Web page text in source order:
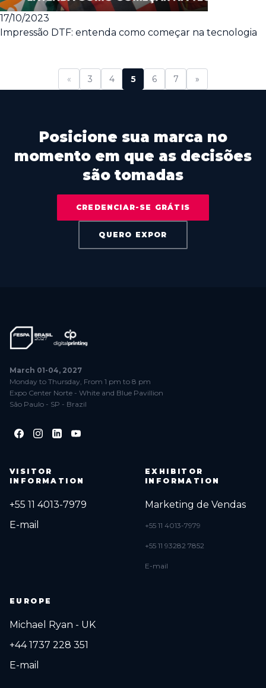
17/10/2023
Impressão DTF: entenda como começar na tecnologia
« 3 4 5 6 7 »
Posicione sua marca no
momento em que as decisões
são tomadas
CREDENCIAR-SE GRÁTIS
QUERO EXPOR
March 01-04, 2027
Monday to Thursday, From 1 pm to 8 pm
Expo Center Norte - White and Blue Pavillion
São Paulo - SP - Brazil
VISITOR
INFORMATION
+55 11 4013-7979
E-mail
EXHIBITOR
INFORMATION
Marketing de Vendas
+55 11 4013-7979
+55 11 93282 7852
E-mail
EUROPE
Michael Ryan - UK
+44 1737 228 351
E-mail